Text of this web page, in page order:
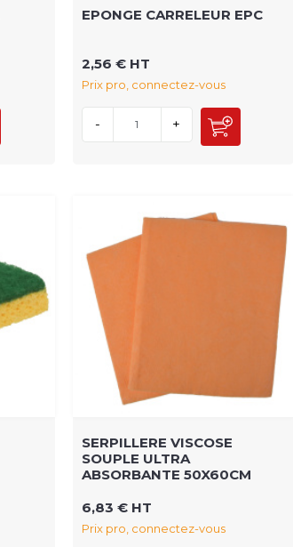
EPONGE CARRELEUR EPC
2,56 € HT
Prix pro, connectez-vous
- +
SERPILLERE VISCOSE
SOUPLE ULTRA
ABSORBANTE 50X60CM
6,83 € HT
Prix pro, connectez-vous